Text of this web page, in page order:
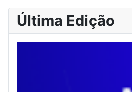
Última Edição